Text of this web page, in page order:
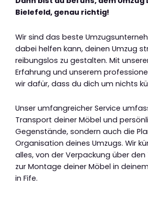
Bielefeld, genau richtig!
Wir sind das beste
dabei helfen kann, deinen Umzug
reibungslos zu gestalten. Mit
Erfahrung und unserem
wir dafür, dass du dich um nichts
Unser umfangreicher Service
Transport deiner Möbel und
Gegenstände, sondern auch die
Organisation deines Umzugs. Wir
alles, von der Verpackung über
zur Montage deiner Möbel in
in Fife.